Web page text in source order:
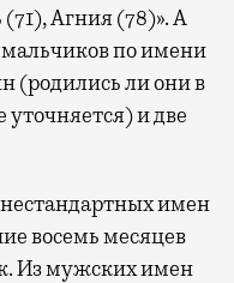
Агния (78)». А
мальчиков по имени
(родились ли они в
и две
имен
восемь месяцев
Из мужских имен